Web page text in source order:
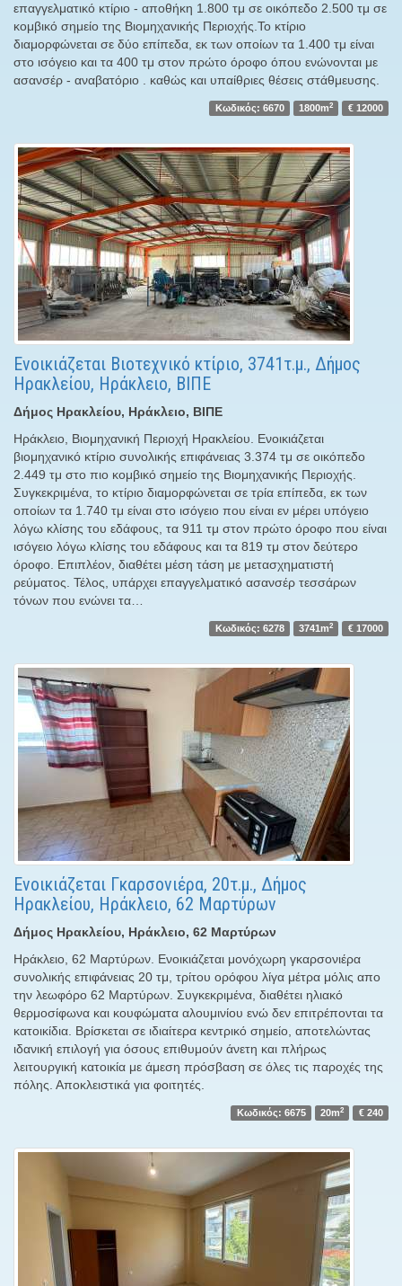
επαγγελματικό κτίριο - αποθήκη 1.800 τμ σε οικόπεδο 2.500 τμ σε
κομβικό σημείο της Βιομηχανικής Περιοχής.Το κτίριο
διαμορφώνεται σε δύο επίπεδα, εκ των οποίων τα 1.400 τμ είναι
στο ισόγειο και τα 400 τμ στον πρώτο όροφο όπου ενώνονται με
ασανσέρ - αναβατόριο . καθώς και υπαίθριες θέσεις στάθμευσης.
Κωδικός: 6670 1800m2 € 12000
Ενοικιάζεται Βιοτεχνικό κτίριο, 3741τ.μ., Δήμος
Ηρακλείου, Ηράκλειο, ΒΙΠΕ
Δήμος Ηρακλείου, Ηράκλειο, ΒΙΠΕ
Ηράκλειο, Βιομηχανική Περιοχή Ηρακλείου. Ενοικιάζεται
βιομηχανικό κτίριο συνολικής επιφάνειας 3.374 τμ σε οικόπεδο
2.449 τμ στο πιο κομβικό σημείο της Βιομηχανικής Περιοχής.
Συγκεκριμένα, το κτίριο διαμορφώνεται σε τρία επίπεδα, εκ των
οποίων τα 1.740 τμ είναι στο ισόγειο που είναι εν μέρει υπόγειο
λόγω κλίσης του εδάφους, τα 911 τμ στον πρώτο όροφο που είναι
ισόγειο λόγω κλίσης του εδάφους και τα 819 τμ στον δεύτερο
όροφο. Επιπλέον, διαθέτει μέση τάση με μετασχηματιστή
ρεύματος. Τέλος, υπάρχει επαγγελματικό ασανσέρ τεσσάρων
τόνων που ενώνει τα…
Κωδικός: 6278 3741m2 € 17000
Ενοικιάζεται Γκαρσονιέρα, 20τ.μ., Δήμος
Ηρακλείου, Ηράκλειο, 62 Μαρτύρων
Δήμος Ηρακλείου, Ηράκλειο, 62 Μαρτύρων
Ηράκλειο, 62 Μαρτύρων. Ενοικιάζεται μονόχωρη γκαρσονιέρα
συνολικής επιφάνειας 20 τμ, τρίτου ορόφου λίγα μέτρα μόλις απο
την λεωφόρο 62 Μαρτύρων. Συγκεκριμένα, διαθέτει ηλιακό
θερμοσίφωνα και κουφώματα αλουμινίου ενώ δεν επιτρέπονται τα
κατοικίδια. Βρίσκεται σε ιδιαίτερα κεντρικό σημείο, αποτελώντας
ιδανική επιλογή για όσους επιθυμούν άνετη και πλήρως
λειτουργική κατοικία με άμεση πρόσβαση σε όλες τις παροχές της
πόλης. Αποκλειστικά για φοιτητές.
Κωδικός: 6675 20m2 € 240